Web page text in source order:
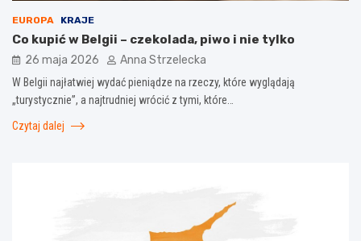
EUROPA KRAJE
Co kupić w Belgii – czekolada, piwo i nie tylko
26 maja 2026 Anna Strzelecka
W Belgii najłatwiej wydać pieniądze na rzeczy, które wyglądają
„turystycznie”, a najtrudniej wrócić z tymi, które…
Czytaj dalej